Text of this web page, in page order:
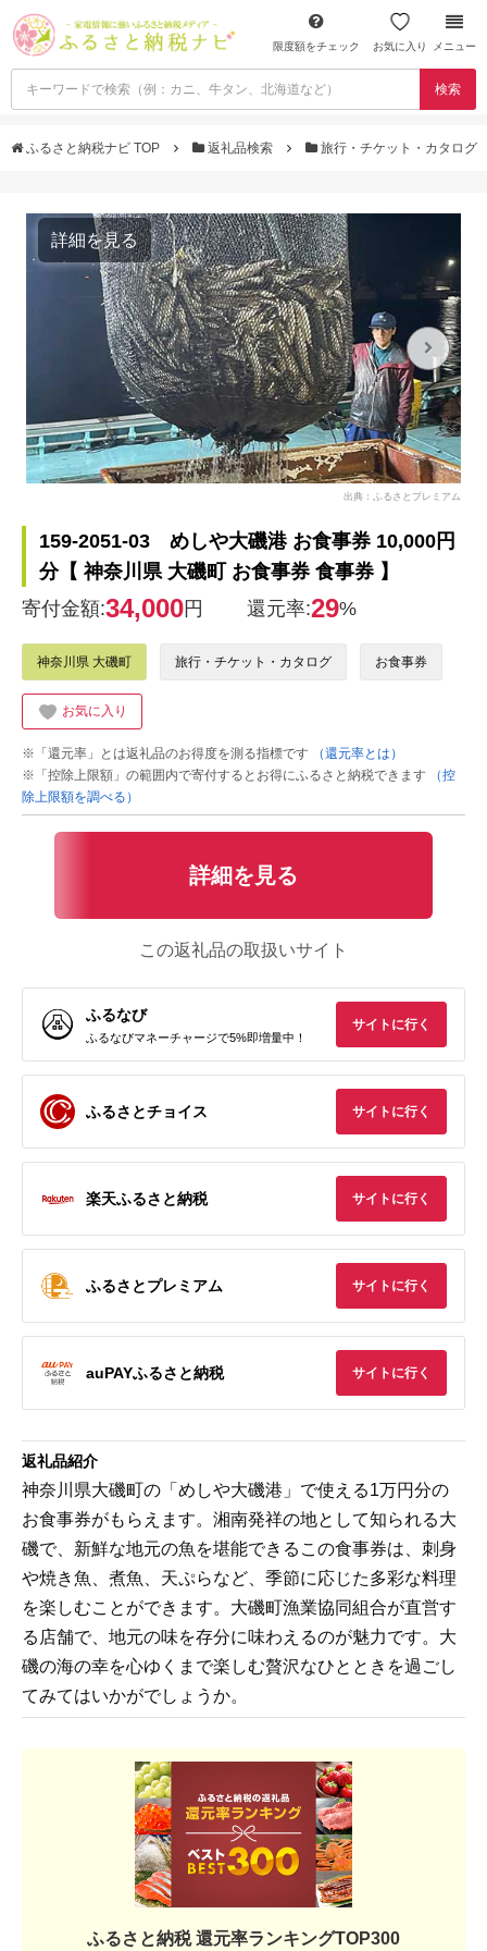
限度額をチェック お気に入り メニュー
検索
ふるさと納税ナビ TOP 返礼品検索 旅行・チケット・カタログ
詳細を見る
出典：ふるさとプレミアム
159-2051-03 めしや大磯港 お食事券 10,000円
分【 神奈川県 大磯町 お食事券 食事券 】
寄付金額:34,000円 還元率:29%
神奈川県 大磯町 旅行・チケット・カタログ お食事券
お気に入り
※「還元率」とは返礼品のお得度を測る指標です
（還元率とは）
※「控除上限額」の範囲内で寄付するとお得にふるさと納税できます
（控
除上限額を調べる）
詳細を見る
この返礼品の取扱いサイト
ふるなび
ふるなびマネーチャージで5%即増量中！
サイトに行く
ふるさとチョイス サイトに行く
楽天ふるさと納税 サイトに行く
ふるさとプレミアム サイトに行く
auPAYふるさと納税 サイトに行く
返礼品紹介
神奈川県大磯町の「めしや大磯港」で使える1万円分の
お食事券がもらえます。湘南発祥の地として知られる大
磯で、新鮮な地元の魚を堪能できるこの食事券は、刺身
や焼き魚、煮魚、天ぷらなど、季節に応じた多彩な料理
を楽しむことができます。大磯町漁業協同組合が直営す
る店舗で、地元の味を存分に味わえるのが魅力です。大
磯の海の幸を心ゆくまで楽しむ贅沢なひとときを過ごし
てみてはいかがでしょうか。
ふるさと納税 還元率ランキングTOP300